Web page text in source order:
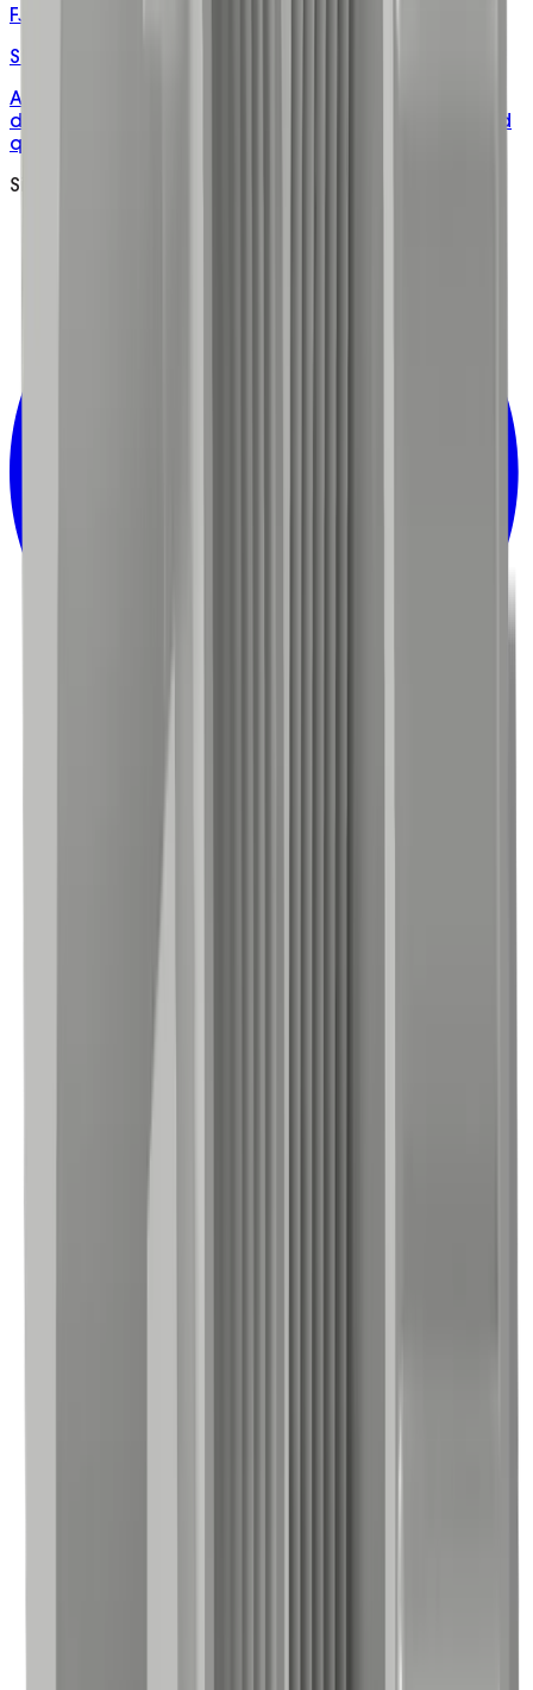
FJB-10000
Standard TPS Junction Box with Connectors
ABS junction box rated 40A, with 3 single and 1
double screw connectors pre-fitted, knockouts, and
quick-turn screws.
Sign up to Updates